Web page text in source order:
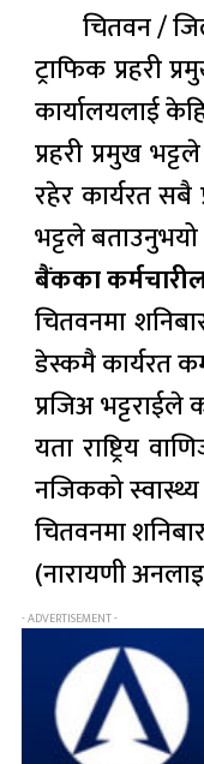
चितवन /
ट्राफिक प्रहरी
कार्यालयलाई
प्रहरी प्रमुख
रहेर कार्यरत सबै
भट्टले बताउनुभयो
बैंकका
चितवनमा
डेस्कमै कार्यरत
प्रजिअ
यता राष्ट्रिय
नजिकको स्वास्थ्य
चितवनमा
(नारायणी
- ADVERTISEMENT -